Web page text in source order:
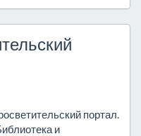
портал.
и